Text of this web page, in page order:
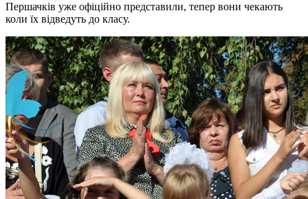
Першачків уже офіційно представили, тепер вони чекають
коли їх відведуть до класу.